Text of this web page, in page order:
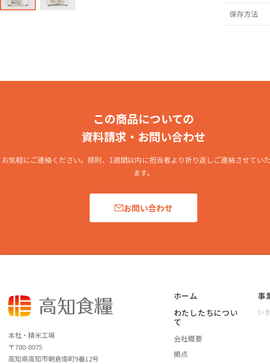
保存方法
この商品についての
資料請求・お問い合わせ
お気軽にご連絡ください。原則、1週間以内に担当者より折り返しご連絡させてい
ます。
お問い合わせ
本社・精米工場
〒780-8075
高知県高知市朝倉南町9番12号
ホーム
わたしたちについ
て
会社概要
拠点
事
い